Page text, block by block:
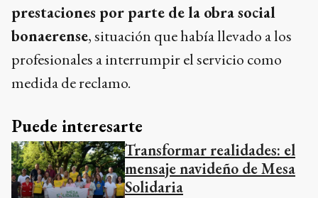
prestaciones por parte de la obra social
bonaerense, situación que había llevado a los
profesionales a interrumpir el servicio como
medida de reclamo.
Puede interesarte
Transformar realidades: el
mensaje navideño de Mesa
Solidaria